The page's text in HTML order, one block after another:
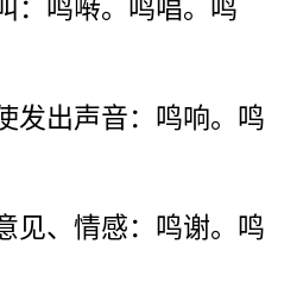
：鸣啭。鸣唱。鸣
发出声音：鸣响。鸣
见、情感：鸣谢。鸣